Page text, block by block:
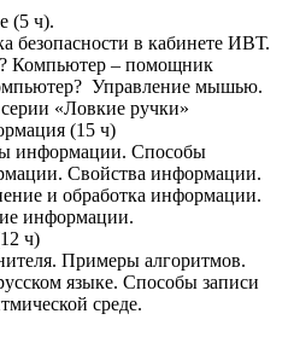
(5 ч).
безопасности в кабинете ИВТ.
Компьютер – помощник
Управление мышью.
«Ловкие ручки»
(15 ч)
информации. Способы
Свойства информации.
и обработка информации.
информации.
ч)
Примеры алгоритмов.
языке. Способы записи
среде.